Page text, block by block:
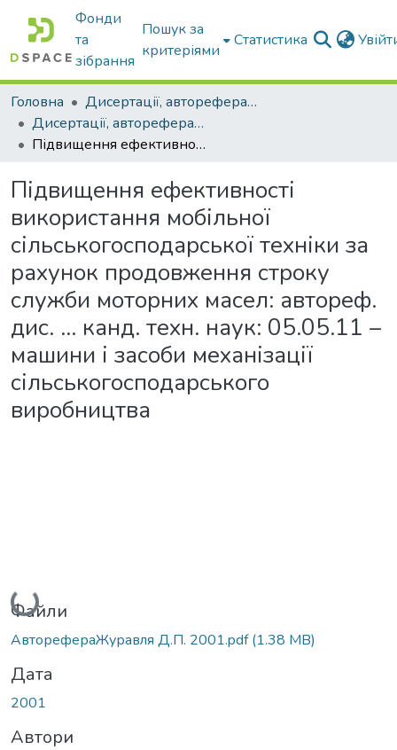
Фонди
та
зібрання
Пошук за
критеріями
Статистика
Головна
Дисертації, автореферати дисертацій
Дисертації, автореферати дисертацій
Підвищення ефективності використання мобільної сільськогосподарської техніки за рахунок продовження строку служби моторних масел: автореф. дис. ... канд. техн. наук: 05.05.11 – машини і засоби механізації сільськогосподарського виробництва
Підвищення ефективності
використання мобільної
сільськогосподарської техніки за
рахунок продовження строку
служби моторних масел: автореф.
дис. ... канд. техн. наук: 05.05.11 –
машини і засоби механізації
сільськогосподарського
виробництва
Вантажиться...
Файли
АвторефераЖуравля Д.П. 2001.pdf(1.38 MB)
Дата
2001
Автори